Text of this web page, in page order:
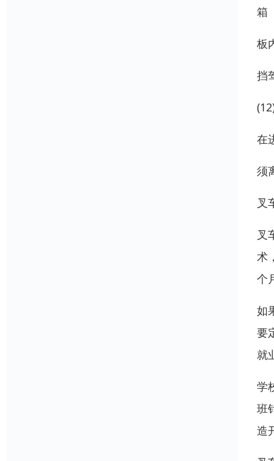
箱
板
挡
在
须
叉
叉
术
个
如
要
就
学
班
造